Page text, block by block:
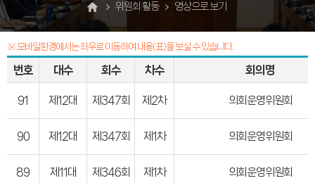
위원회 활동 영상으로 보기
※ 모바일환경에서는 좌우로 이동하여 내용(표)을 보실 수 있습니다.
번호 대수 회수 차수 회의명
91 제12대 제347회 제2차 의회운영위원회
90 제12대 제347회 제1차 의회운영위원회
89 제11대 제346회 제1차 의회운영위원회